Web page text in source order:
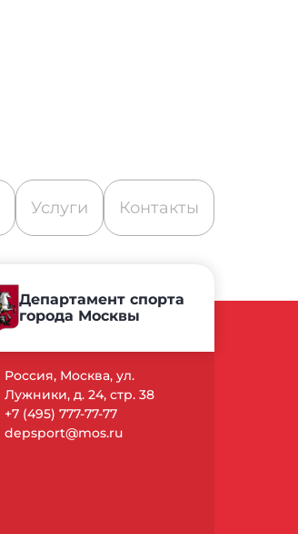
Услуги Контакты
Департамент спорта
города Москвы
Россия, Москва, ул.
Лужники, д. 24, стр. 38
+7 (495) 777-77-77
depsport@mos.ru